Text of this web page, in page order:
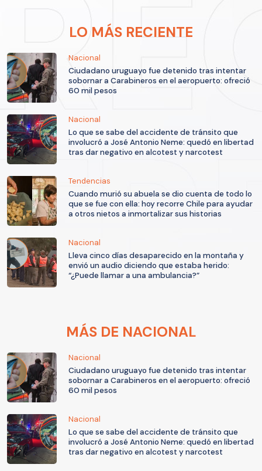
LO MÁS RECIENTE
Nacional
Ciudadano uruguayo fue detenido tras intentar
sobornar a Carabineros en el aeropuerto: ofreció
60 mil pesos
Nacional
Lo que se sabe del accidente de tránsito que
involucró a José Antonio Neme: quedó en libertad
tras dar negativo en alcotest y narcotest
Tendencias
Cuando murió su abuela se dio cuenta de todo lo
que se fue con ella: hoy recorre Chile para ayudar
a otros nietos a inmortalizar sus historias
Nacional
Lleva cinco días desaparecido en la montaña y
envió un audio diciendo que estaba herido:
“¿Puede llamar a una ambulancia?”
MÁS DE NACIONAL
Nacional
Ciudadano uruguayo fue detenido tras intentar
sobornar a Carabineros en el aeropuerto: ofreció
60 mil pesos
Nacional
Lo que se sabe del accidente de tránsito que
involucró a José Antonio Neme: quedó en libertad
tras dar negativo en alcotest y narcotest